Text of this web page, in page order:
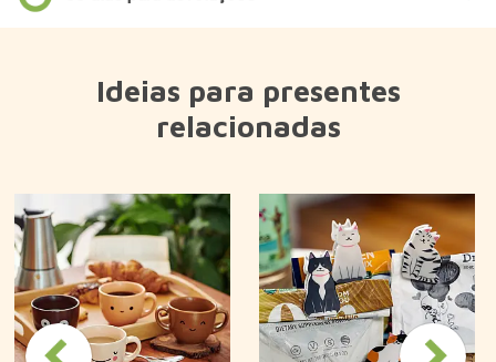
29,95€
5,99€
Porque é que gostamos dele?
Design original e bonito para os amantes do
café.
Cada chávena tem um tom, uma forma e uma
face diferentes.